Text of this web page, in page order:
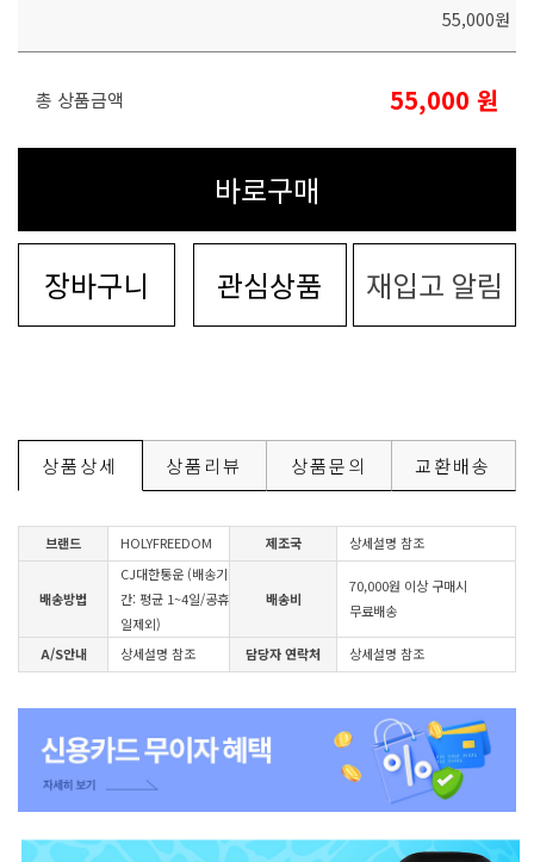
55,000원
총 상품금액 55,000 원
바로구매
장바구니 관심상품 재입고 알림
상품상세 상품리뷰 상품문의 교환배송
브랜드 HOLYFREEDOM 제조국 상세설명 참조
배송방법
CJ대한통운 (배송기
간: 평균 1~4일/공휴
일제외)
배송비
70,000원 이상 구매시
무료배송
A/S안내 상세설명 참조 담당자 연락처 상세설명 참조